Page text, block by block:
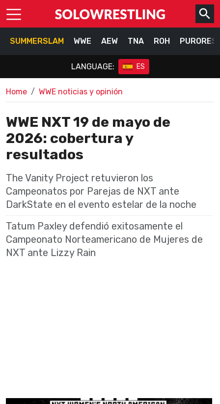
SUMMERSLAM WWE AEW TNA ROH
LANGUAGE: ES
Home WWE noticias y opinión
WWE NXT 19 de mayo de
2026: cobertura y
resultados
The Vanity Project retuvieron los
Campeonatos por Parejas de NXT ante
DarkState en el evento estelar de la noche
Tatum Paxley defendió exitosamente el
Campeonato Norteamericano de Mujeres de
NXT ante Lizzy Rain